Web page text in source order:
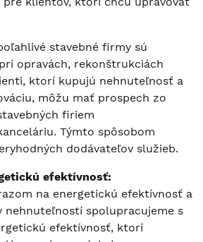
stavebné firmy sú
opravách, rekonštrukciách
ktorí kupujú nehnuteľnosť a
môžu mať prospech zo
firiem
Týmto spôsobom
dodávateľov služieb.
efektívnosť:
na energetickú efektívnosť a
nehnuteľností spolupracujeme s
efektívnosť, ktorí